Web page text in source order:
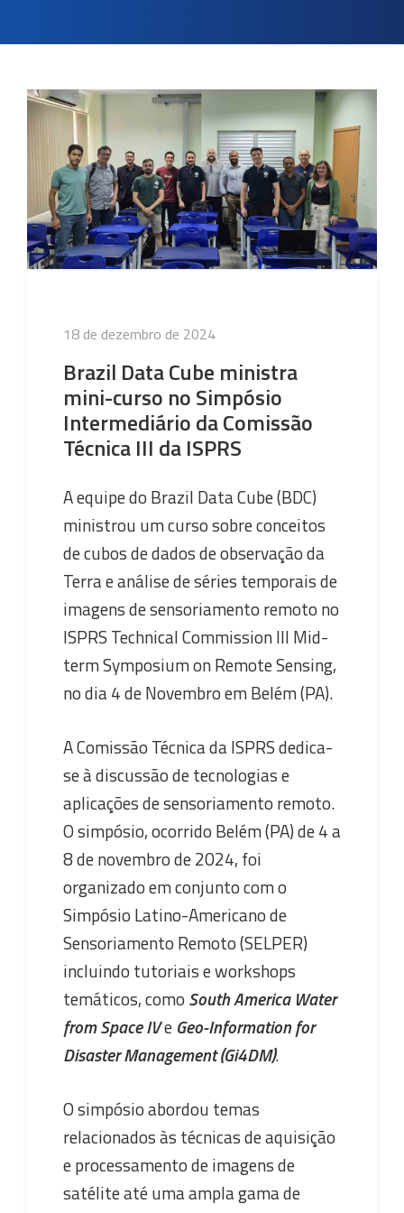
Publicado
18 de dezembro de 2024
Brazil Data Cube ministra
mini-curso no Simpósio
Intermediário da Comissão
Técnica III da ISPRS
A equipe do Brazil Data Cube (BDC)
ministrou um curso sobre conceitos
de cubos de dados de observação da
Terra e análise de séries temporais de
imagens de sensoriamento remoto no
ISPRS Technical Commission III Mid-
term Symposium on Remote Sensing,
no dia 4 de Novembro em Belém (PA).
A Comissão Técnica da ISPRS dedica-
se à discussão de tecnologias e
aplicações de sensoriamento remoto.
O simpósio, ocorrido Belém (PA) de 4 a
8 de novembro de 2024, foi
organizado em conjunto com o
Simpósio Latino-Americano de
Sensoriamento Remoto (SELPER)
incluindo tutoriais e workshops
temáticos, comoSouth America Water
from Space IVe Geo-Information for
Disaster Management (Gi4DM).
O simpósio abordou temas
relacionados às técnicas de aquisição
e processamento de imagens de
satélite até uma ampla gama de